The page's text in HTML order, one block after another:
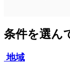
条件を選ん
地域